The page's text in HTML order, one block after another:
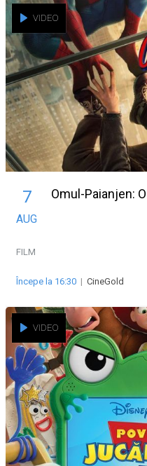
VIDEO
7
AUG
Omul-Paianjen:
FILM
Începe la 16:30 | CineGold
VIDEO